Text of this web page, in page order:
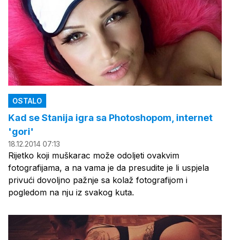
OSTALO
Kad se Stanija igra sa Photoshopom, internet
'gori'
18.12.2014 07:13
Rijetko koji muškarac može odoljeti ovakvim
fotografijama, a na vama je da presudite je li uspjela
privući dovoljno pažnje sa kolaž fotografijom i
pogledom na nju iz svakog kuta.